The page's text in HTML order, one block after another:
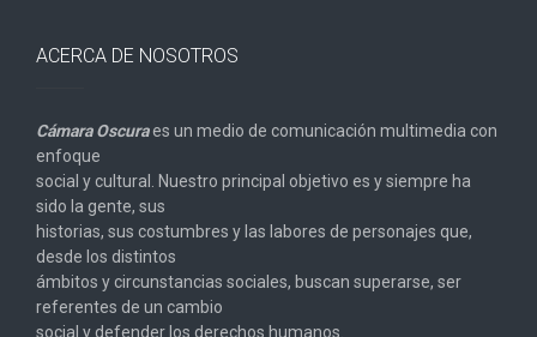
ACERCA DE NOSOTROS
Cámara Oscuraes un medio de comunicación multimedia con
enfoque
social y cultural. Nuestro principal objetivo es y siempre ha
sido la gente, sus
historias, sus costumbres y las labores de personajes que,
desde los distintos
ámbitos y circunstancias sociales, buscan superarse, ser
referentes de un cambio
social y defender los derechos humanos.